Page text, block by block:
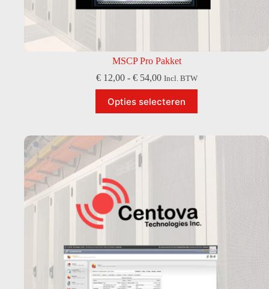
MSCP Pro Pakket
€12,00 - €54,00Prijsklasse:
€ 12,00
tot
Incl. BTW
Opties selecteren
product
heeft
variaties.
de
productpagina